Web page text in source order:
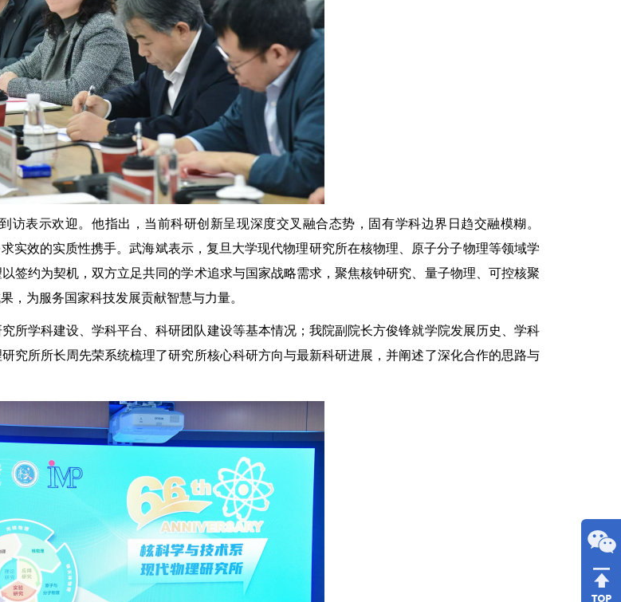
表示欢迎。他指出，当前科研创新呈现深度交叉融合态势，固有学科边界日趋交融模糊。
实效的实质性携手。武海斌表示，复旦大学现代物理研究所在核物理、原子分子物理等领域学
签约为契机，双方立足共同的学术追求与国家战略需求，聚焦核钟研究、量子物理、可控核聚
，为服务国家科技发展贡献智慧与力量。
所学科建设、学科平台、科研团队建设等基本情况；我院副院长方俊锋就学院发展历史、学科
究所所长周先荣系统梳理了研究所核心科研方向与最新科研进展，并阐述了深化合作的思路与